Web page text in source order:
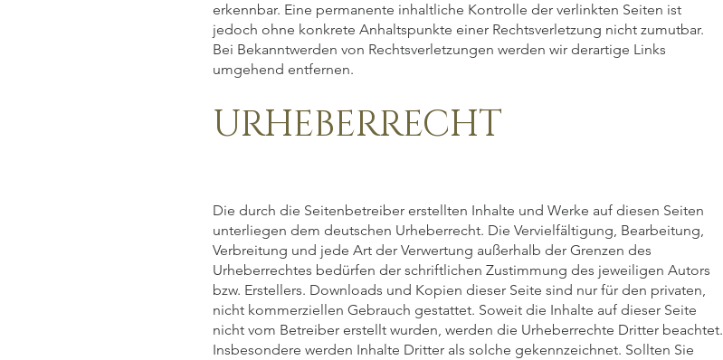
erkennbar. Eine permanente inhaltliche Kontrolle der verlinkten Seiten ist
jedoch ohne konkrete Anhaltspunkte einer Rechtsverletzung nicht zumutbar.
Bei Bekanntwerden von Rechtsverletzungen werden wir derartige Links
umgehend entfernen.
URHEBERRECHT
Die durch die Seitenbetreiber erstellten Inhalte und Werke auf diesen Seiten
unterliegen dem deutschen Urheberrecht. Die Vervielfältigung, Bearbeitung,
Verbreitung und jede Art der Verwertung außerhalb der Grenzen des
Urheberrechtes bedürfen der schriftlichen Zustimmung des jeweiligen Autors
bzw. Erstellers. Downloads und Kopien dieser Seite sind nur für den privaten,
nicht kommerziellen Gebrauch gestattet. Soweit die Inhalte auf dieser Seite
nicht vom Betreiber erstellt wurden, werden die Urheberrechte Dritter beachtet.
Insbesondere werden Inhalte Dritter als solche gekennzeichnet. Sollten Sie